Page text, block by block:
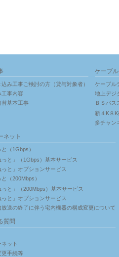
込み工事ご検討の方（貸与対象者）
工事内容
替基本工事
ケーブ
ケーブル
地上デジ
ＢＳパス
新４K８
多チャン
ネット
（1Gbps）
っと」（1Gbps）基本サービス
っと」オプションサービス
（200Mbps）
っと」（200Mbps）基本サービス
っと」オプションサービス
放送の終了に伴う宅内機器の構成変更について
質問
ット
更手続等